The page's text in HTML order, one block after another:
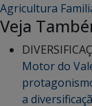
Agricultura
Veja
Motor do
a